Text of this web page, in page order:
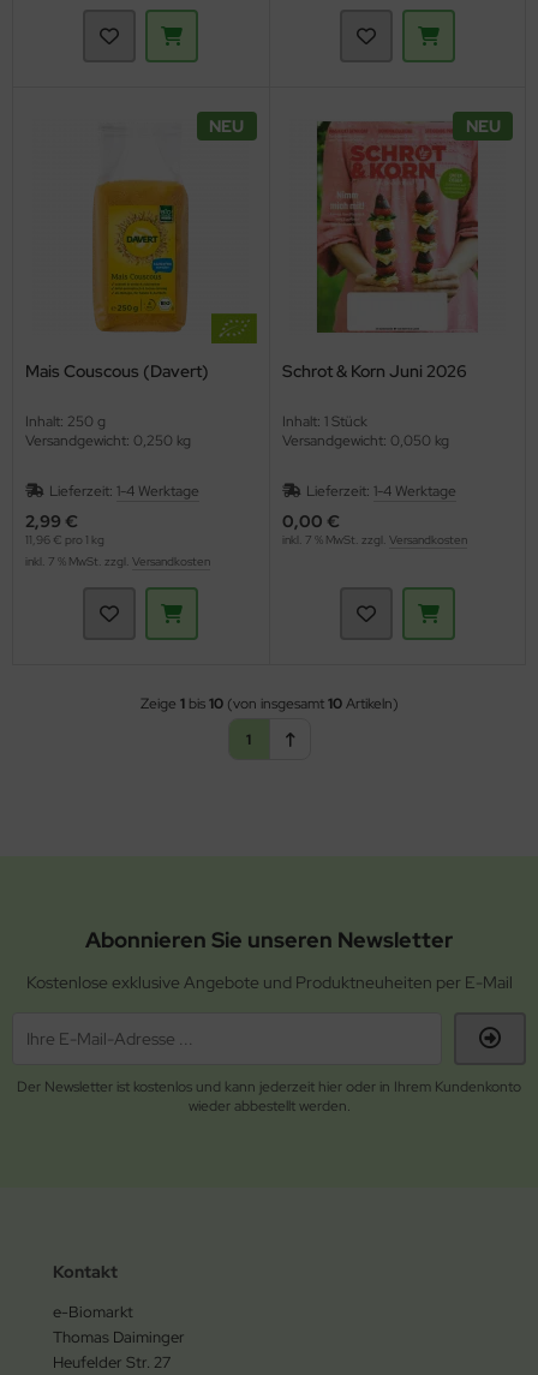
NEU
Mais Couscous (Davert)
Inhalt: 250 g
Versandgewicht: 0,250 kg
Lieferzeit: 1-4 Werktage
2,99 €
11,96 € pro 1 kg
inkl. 7 % MwSt. zzgl. Versandkosten
NEU
Schrot & Korn Juni 2026
Inhalt: 1 Stück
Versandgewicht: 0,050 kg
Lieferzeit: 1-4 Werktage
0,00 €
inkl. 7 % MwSt. zzgl. Versandkosten
Zeige 1bis10(von insgesamt10Artikeln)
1
Abonnieren Sie unseren Newsletter
Kostenlose exklusive Angebote und Produktneuheiten per E-Mail
Der Newsletter ist kostenlos und kann jederzeit hier oder in Ihrem Kundenkonto
wieder abbestellt werden.
Kontakt
e-Biomarkt
Thomas Daiminger
Heufelder Str. 27